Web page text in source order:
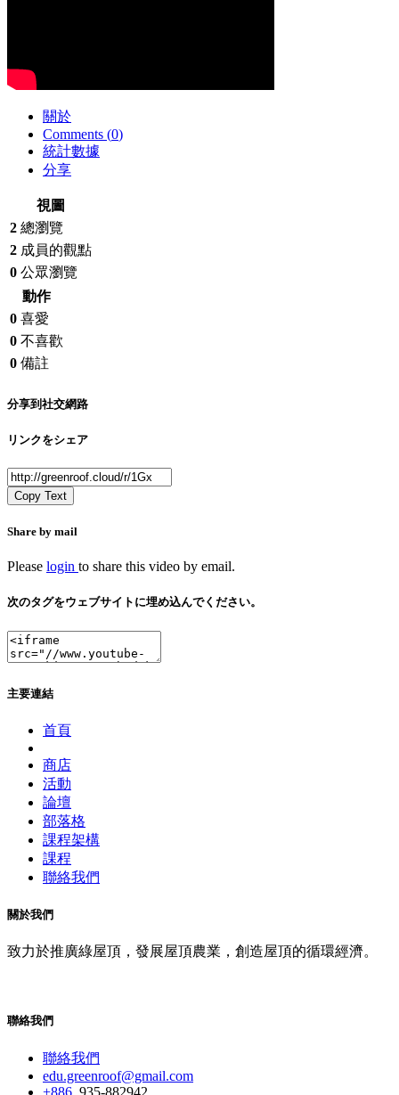
關於
Comments (0)
統計數據
分享
視圖
2 總瀏覽
2 成員的觀點
0 公眾瀏覽
動作
0 喜愛
0 不喜歡
0 備註
分享到社交網路
リンクをシェア
Copy Text
Share by mail
Please login to share this video by email.
次のタグをウェブサイトに埋め込んでください。
主要連結
首頁
商店
活動
論壇
部落格
課程架構
課程
聯絡我們
關於我們
致力於推廣綠屋頂，發展屋頂農業，創造屋頂的循環經濟。
聯絡我們
聯絡我們
edu.greenroof@gmail.com
+886 935-882942